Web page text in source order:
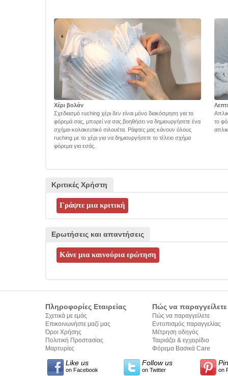
Χέρι βολάν
Σχεδιασμό ruching χέρι δεν είναι μόνο διακόσμηση για το
φόρεμά σας, μπορεί να σας βοηθήσει να δημιουργήσετε ένα
σχήμα-κολακευτικό σιλουέτα. Ράφτες μας κάνουν όλους
ruching με το χέρι για να δημιουργήσετε το τέλειο σχήμα
φόρεμα για εσάς.
το
Κριτικές Χρήστη
Ερωτήσεις και απαντήσεις
Πληροφορίες Εταιρείας
Σχετικά με εμάς
Επικοινωνήστε μαζί μας
Όροι Χρήσης
Πολιτική Προστασίας
Προσωπικών Δεδομένων
Μαρτυρίες
Πώς να παραγγείλετε
Πώς να παραγγείλετε
Εντοπισμός παραγγελίας
Μέτρηση οδηγός
Ταιριάζει & εγχειρίδιο
σύνταξης κειμένων
Φόρεμα Βασικά Care
Like us
on Facebook
Follow us
on Twitter on